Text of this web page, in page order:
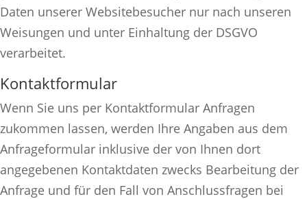
Daten unserer Websitebesucher nur nach unseren
Weisungen und unter Einhaltung der DSGVO
verarbeitet.
Kontaktformular
Wenn Sie uns per Kontaktformular Anfragen
zukommen lassen, werden Ihre Angaben aus dem
Anfrageformular inklusive der von Ihnen dort
angegebenen Kontaktdaten zwecks Bearbeitung der
Anfrage und für den Fall von Anschlussfragen bei